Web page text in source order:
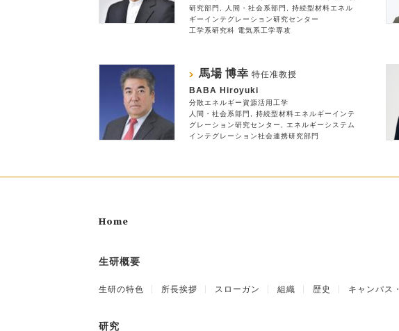
研究部門
人間・社会系部門
持続型材料エネル
ギーインテグレーション研究センター
工学系研究科 電気系工学専攻
馬場 博幸 特任准教授
BABA Hiroyuki
分散エネルギー資源活用工学
人間・社会系部門
持続型材料エネルギーインテ
グレーション研究センター
エネルギーシステム
インテグレーション社会連携研究部門
Home
生研概要
生研の特色 所長挨拶 スローガン 組織 歴史 キャンパス
研究